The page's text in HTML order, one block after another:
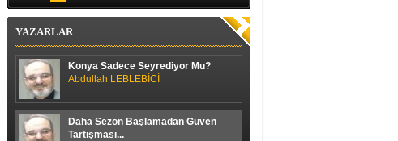
YAZARLAR
Konya Sadece Seyrediyor Mu?
Abdullah LEBLEBİCİ
Daha Sezon Başlamadan Güven
Tartışması...